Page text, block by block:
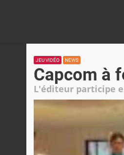
JEU VIDÉO NEWS
Capcom à
L'éditeur participe